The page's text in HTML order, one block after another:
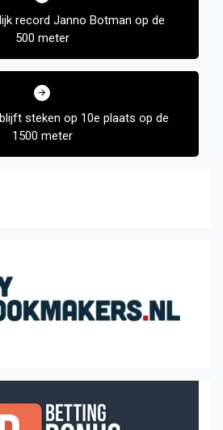
record Janno Botman op de
500 meter
steken op 10e plaats op de
1500 meter